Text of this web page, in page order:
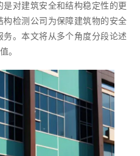
对建筑安全和结构稳定性的更
检测公司为保障建筑物的安全
。本文将从多个角度分段论述
。